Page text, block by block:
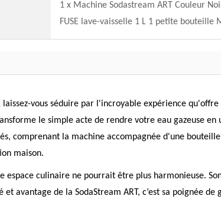
1 x Machine Sodastream ART Couleur
FUSE lave-vaisselle 1 L 1 petite bouteille
vous séduire par l'incroyable expérience qu'offre
le simple acte de rendre votre eau gazeuse
comprenant la machine accompagnée d'une
maison.
espace culinaire ne pourrait être plus harmonieuse.
avantage de la SodaStream ART, c’est sa poignée